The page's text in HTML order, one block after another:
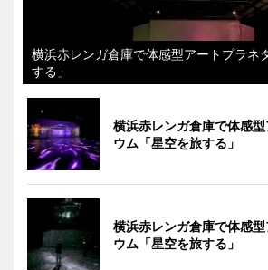
横浜赤レンガ倉庫で体感型アートプラネ
する」
横浜赤レンガ倉庫で体感
ウム「星空を旅する」
横浜赤レンガ倉庫で体感
ウム「星空を旅する」